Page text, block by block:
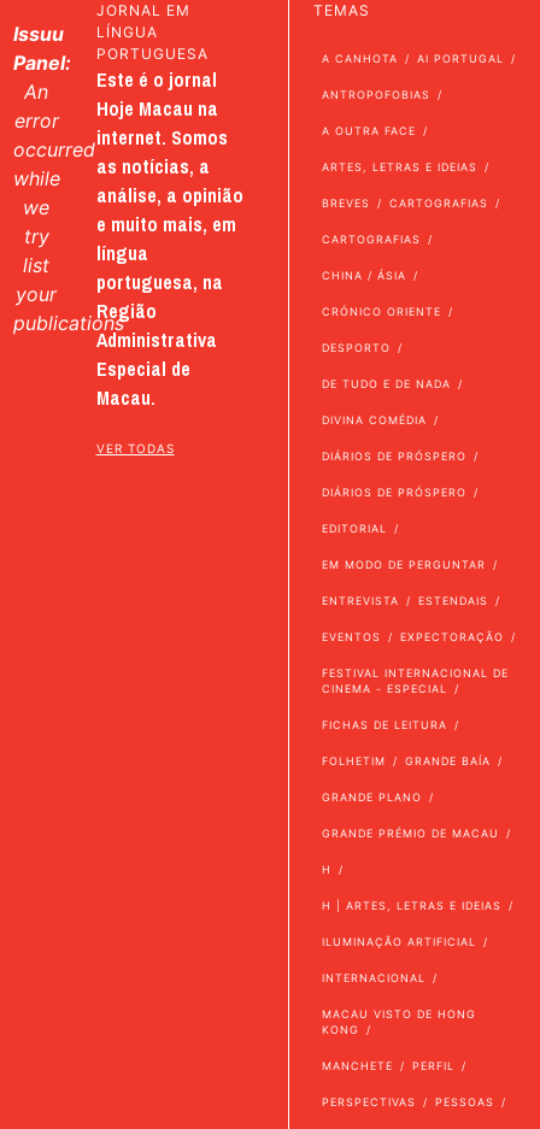
Issuu
Panel:
An
error
occurred
while
we
try
list
your
publications
JORNAL EM
LÍNGUA
PORTUGUESA
Este é o jornal
Hoje Macau na
internet. Somos
as notícias, a
análise, a opinião
e muito mais, em
língua
portuguesa, na
Região
Administrativa
Especial de
Macau.
VER TODAS
TEMAS
A CANHOTA AI PORTUGAL
ANTROPOFOBIAS
A OUTRA FACE
ARTES, LETRAS E IDEIAS
BREVES CARTOGRAFIAS
CARTOGRAFIAS
CHINA / ÁSIA
CRÓNICO ORIENTE
DESPORTO
DE TUDO E DE NADA
DIVINA COMÉDIA
DIÁRIOS DE PRÓSPERO
DIÁRIOS DE PRÓSPERO
EDITORIAL
EM MODO DE PERGUNTAR
ENTREVISTA ESTENDAIS
EVENTOS EXPECTORAÇÃO
FESTIVAL INTERNACIONAL DE
CINEMA - ESPECIAL
FICHAS DE LEITURA
FOLHETIM GRANDE BAÍA
GRANDE PLANO
GRANDE PRÉMIO DE MACAU
H
H | ARTES, LETRAS E IDEIAS
ILUMINAÇÃO ARTIFICIAL
INTERNACIONAL
MACAU VISTO DE HONG
KONG
MANCHETE PERFIL
PERSPECTIVAS PESSOAS